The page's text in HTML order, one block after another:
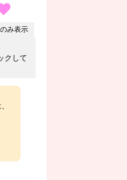
み表示
クして